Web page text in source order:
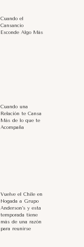
Cuando el
Cansancio
Esconde Algo Más
Cuando una
Relación te Cansa
Más de lo que te
Acompaña
Vuelve el Chile en
Nogada a Grupo
Anderson’s y esta
temporada tiene
más de una razón
para reunirse